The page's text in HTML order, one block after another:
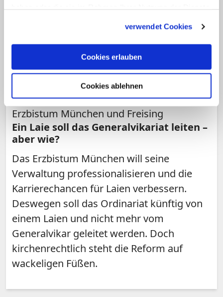
verwendet Cookies
Cookies erlauben
Cookies ablehnen
Theologische Herausforderung für das
Erzbistum München und Freising
Ein Laie soll das Generalvikariat leiten –
aber wie?
Das Erzbistum München will seine
Verwaltung professionalisieren und die
Karrierechancen für Laien verbessern.
Deswegen soll das Ordinariat künftig von
einem Laien und nicht mehr vom
Generalvikar geleitet werden. Doch
kirchenrechtlich steht die Reform auf
wackeligen Füßen.